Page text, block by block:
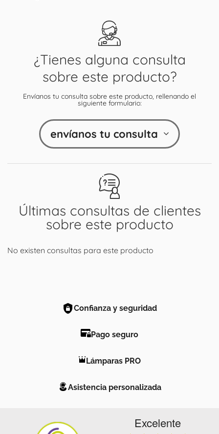
Últimas consultas de clientes
sobre este producto
No existen consultas para este producto
¿Tienes alguna consulta
sobre este producto?
Envíanos tu consulta sobre este producto, rellenando el
siguiente formulario:
envíanos tu consulta
Confianza y seguridad
Pago seguro
Lámparas PRO
Asistencia personalizada
Excelente